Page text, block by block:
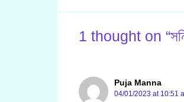
1 thought on
Puja Manna
04/01/2023 at 10:51